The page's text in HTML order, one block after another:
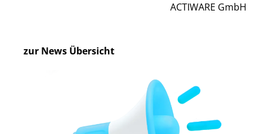
ACTIWARE GmbH
zur News Übersicht